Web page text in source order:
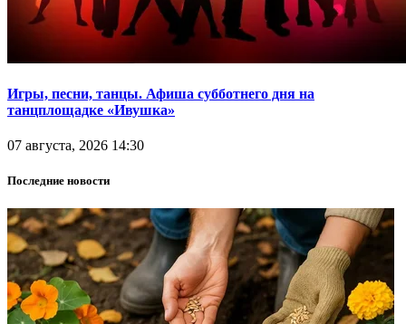
Игры, песни, танцы. Афиша субботнего дня на
танцплощадке «Ивушка»
07 августа, 2026 14:30
Последние новости